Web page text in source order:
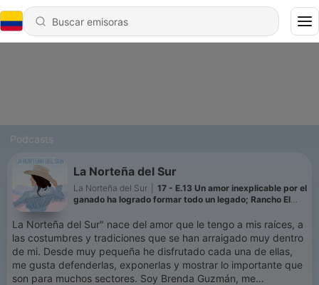
Podcasts
La Norteña del Sur
La Norteña del Sur
17 - E.13 Un amor inexplicable por el
ganado ha logrado formar todo un legado; Rancho El
La Norteña del Sur" nace del amor que le tengo a mis raíces, a
las costumbres y tradiciones que se han arraigado muy dentro
de mi. Desde muy pequeña he disfrutado cada una de ellas,
me gusta defenderlas, exponerlas y mostrar lo importante que
son para muchos sectores. Soy Brenda Guzmán, me